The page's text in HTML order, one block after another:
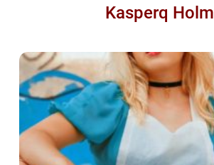
Kasperq Holm